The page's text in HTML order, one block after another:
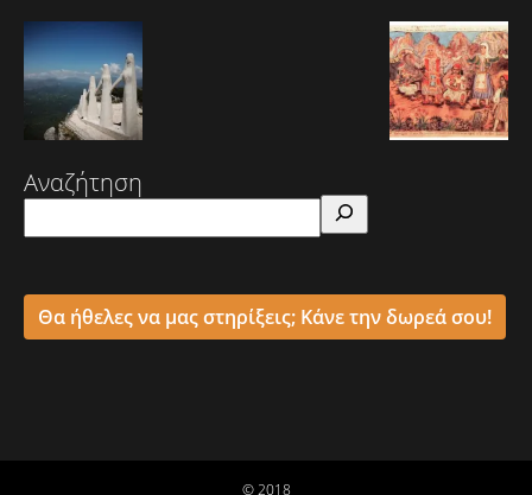
Αναζήτηση
Θα ήθελες να μας στηρίξεις; Κάνε την δωρεά σου!
© 2018